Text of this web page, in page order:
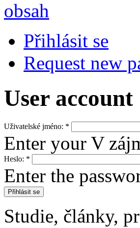
Přihlásit se
Request new
User account
Uživatelské jméno: *
Enter your V
Heslo: *
Enter the
Studie, články,